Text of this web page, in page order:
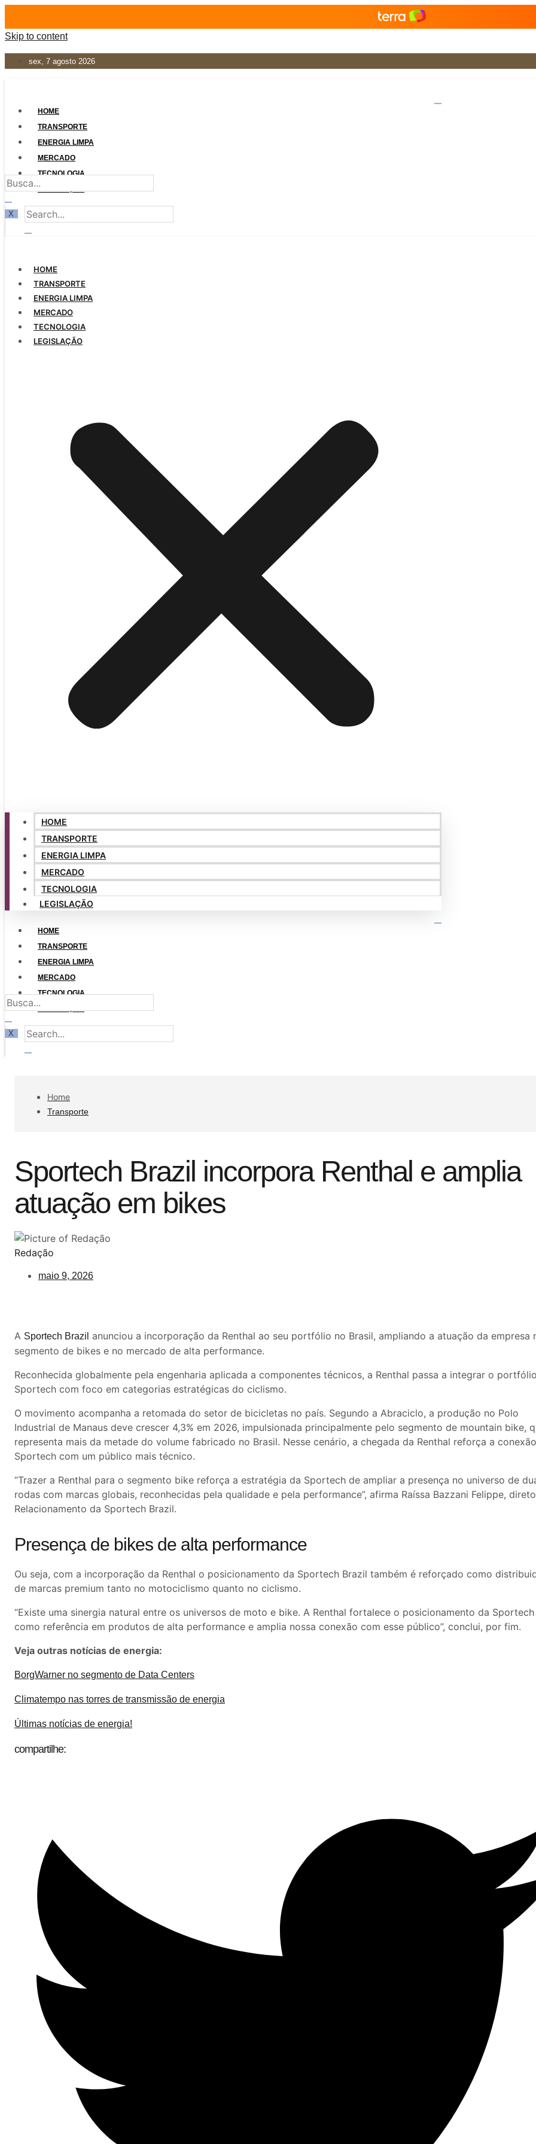
Skip to content
sex, 7 agosto 2026
HOME
TRANSPORTE
ENERGIA LIMPA
MERCADO
TECNOLOGIA
LEGISLAÇÃO
X
HOME
TRANSPORTE
ENERGIA LIMPA
MERCADO
TECNOLOGIA
LEGISLAÇÃO
HOME
TRANSPORTE
ENERGIA LIMPA
MERCADO
TECNOLOGIA
LEGISLAÇÃO
HOME
TRANSPORTE
ENERGIA LIMPA
MERCADO
TECNOLOGIA
LEGISLAÇÃO
X
Home
Transporte
Sportech Brazil incorpora Renthal e amplia
atuação em bikes
Redação
maio 9, 2026
A Sportech Brazil
anunciou a incorporação da Renthal ao seu portfólio no Brasil, ampliando a atuação da empresa
segmento de bikes e no mercado de alta performance.
Reconhecida globalmente pela engenharia aplicada a componentes técnicos, a Renthal passa a integrar o
Sportech com foco em categorias estratégicas do ciclismo.
O movimento acompanha a retomada do setor de bicicletas no país. Segundo a Abraciclo, a produção no Polo
Industrial de Manaus deve crescer 4,3% em 2026, impulsionada principalmente pelo segmento de mountain bike,
representa mais da metade do volume fabricado no Brasil. Nesse cenário, a chegada da Renthal reforça a
Sportech com um público mais técnico.
“Trazer a Renthal para o segmento bike reforça a estratégia da Sportech de ampliar a presença no universo de
rodas com marcas globais, reconhecidas pela qualidade e pela performance”, afirma Raíssa Bazzani Felippe,
Relacionamento da Sportech Brazil.
Presença de bikes de alta performance
Ou seja, com a incorporação da Renthal o posicionamento da Sportech Brazil também é reforçado como
de marcas premium tanto no motociclismo quanto no ciclismo.
“Existe uma sinergia natural entre os universos de moto e bike. A Renthal fortalece o posicionamento da Sportech
como referência em produtos de alta performance e amplia nossa conexão com esse público”, conclui, por fim.
Veja outras notícias de energia:
BorgWarner no segmento de Data Centers
Climatempo nas torres de transmissão de energia
Últimas notícias de energia!
compartilhe: